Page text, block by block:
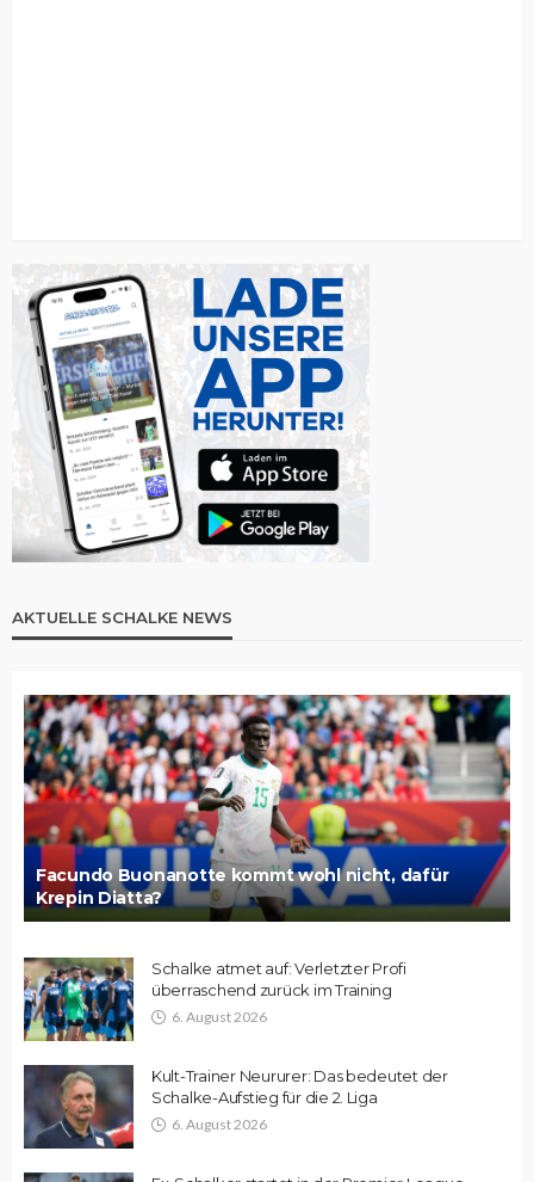
AKTUELLE SCHALKE NEWS
Facundo Buonanotte kommt wohl nicht, dafür
Krepin Diatta?
Schalke atmet auf: Verletzter Profi
überraschend zurück im Training
6. August 2026
Kult-Trainer Neururer: Das bedeutet der
Schalke-Aufstieg für die 2. Liga
6. August 2026